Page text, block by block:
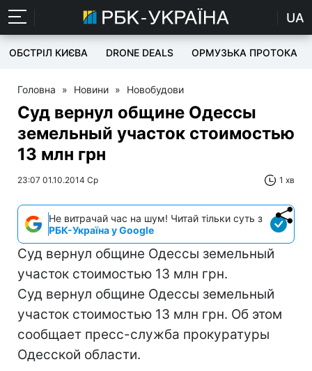
UA
ОБСТРІЛ КИЄВА DRONE DEALS ОРМУЗЬКА ПРОТОКА
Головна » Новини » Новобудови
Суд вернул общине Одессы
земельный участок стоимостью
13 млн грн
23:07 01.10.2014 Ср 1 хв
Не витрачай час на шум! Читай тільки суть з
РБК-Україна у Google
Суд вернул общине Одессы земельный
участок стоимостью 13 млн грн.
Суд вернул общине Одессы земельный
участок стоимостью 13 млн грн. Об этом
сообщает пресс-служба прокуратуры
Одесской области.